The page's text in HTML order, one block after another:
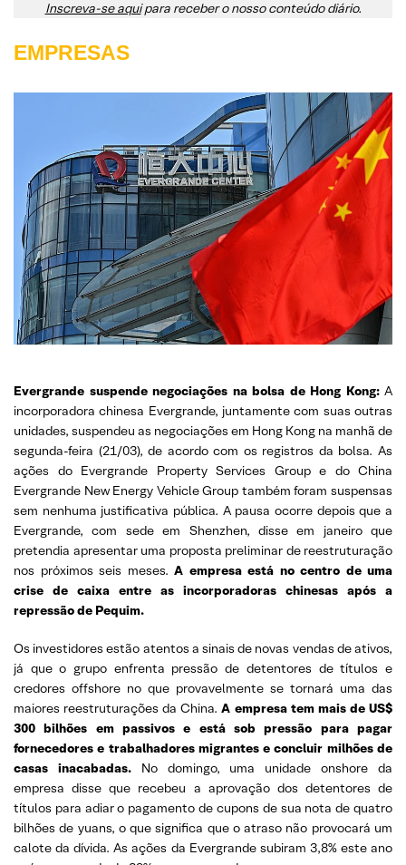
Inscreva-se aquipara receber o nosso conteúdo diário.
EMPRESAS
Evergrande suspende negociações na bolsa de Hong Kong:A
incorporadora chinesa Evergrande, juntamente com suas outras
unidades, suspendeu as negociações em Hong Kong na manhã de
segunda-feira (21/03), de acordo com os registros da bolsa. As
ações do Evergrande Property Services Group e do China
Evergrande New Energy Vehicle Group também foram suspensas
sem nenhuma justificativa pública. A pausa ocorre depois que a
Evergrande, com sede em Shenzhen, disse em janeiro que
pretendia apresentar uma proposta preliminar de reestruturação
nos próximos seis meses. A empresa está no centro de uma
crise de caixa entre as incorporadoras chinesas após a
repressão de Pequim.
Os investidores estão atentos a sinais de novas vendas de ativos,
já que o grupo enfrenta pressão de detentores de títulos e
credores offshore no que provavelmente se tornará uma das
maiores reestruturações da China.A empresa tem mais de US$
300 bilhões em passivos e está sob pressão para pagar
fornecedores e trabalhadores migrantes e concluir milhões de
casas inacabadas.No domingo, uma unidade onshore da
empresa disse que recebeu a aprovação dos detentores de
títulos para adiar o pagamento de cupons de sua nota de quatro
bilhões de yuans, o que significa que o atraso não provocará um
calote da dívida. As ações da Evergrande subiram 3,8% este ano